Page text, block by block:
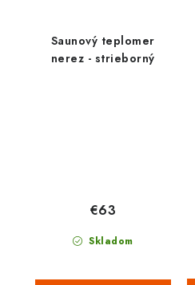
Saunový teplomer
nerez - strieborný
Skladom
€63